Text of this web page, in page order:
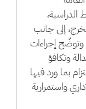
إلى جانب
وتوضّح إجراءات
وتكافؤ
بما ورد فيها
واستمرارية